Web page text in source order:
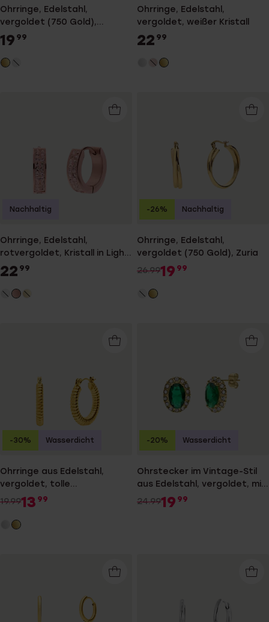
Ohrringe, Edelstahl,
vergoldet (750 Gold),
Seraphine
19 99
Ohrringe, Edelstahl,
vergoldet, weißer Kristall
22 99
Ohrringe, Edelstahl,
rotvergoldet, Kristall in Light
Peach
22 99
Nachhaltig
Ohrringe, Edelstahl,
vergoldet (750 Gold), Zuria
26.9919 99
-26% Nachhaltig
Ohrringe aus Edelstahl,
vergoldet, tolle
Verarbeitung
19.9913 99
-30% Wasserdicht
Ohrstecker im Vintage-Stil
aus Edelstahl, vergoldet, mit
grünem Zirkonia
24.9919 99
-20% Wasserdicht